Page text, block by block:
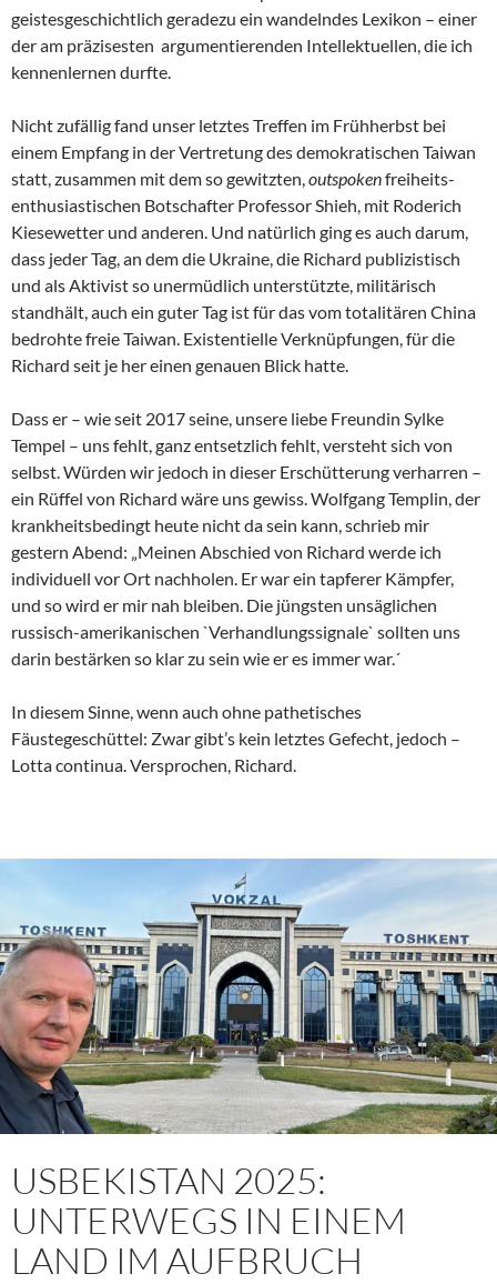
geistesgeschichtlich geradezu ein wandelndes Lexikon – einer
der am präzisesten argumentierenden Intellektuellen, die ich
kennenlernen durfte.
Nicht zufällig fand unser letztes Treffen im Frühherbst bei
einem Empfang in der Vertretung des demokratischen Taiwan
statt, zusammen mit dem so gewitzten,outspokenfreiheits-
enthusiastischen Botschafter Professor Shieh, mit Roderich
Kiesewetter und anderen. Und natürlich ging es auch darum,
dass jeder Tag, an dem die Ukraine, die Richard publizistisch
und als Aktivist so unermüdlich unterstützte, militärisch
standhält, auch ein guter Tag ist für das vom totalitären China
bedrohte freie Taiwan. Existentielle Verknüpfungen, für die
Richard seit je her einen genauen Blick hatte.
Dass er – wie seit 2017 seine, unsere liebe Freundin Sylke
Tempel – uns fehlt, ganz entsetzlich fehlt, versteht sich von
selbst. Würden wir jedoch in dieser Erschütterung verharren –
ein Rüffel von Richard wäre uns gewiss. Wolfgang Templin, der
krankheitsbedingt heute nicht da sein kann, schrieb mir
gestern Abend: „Meinen Abschied von Richard werde ich
individuell vor Ort nachholen. Er war ein tapferer Kämpfer,
und so wird er mir nah bleiben. Die jüngsten unsäglichen
russisch-amerikanischen `Verhandlungssignale` sollten uns
darin bestärken so klar zu sein wie er es immer war.´
In diesem Sinne, wenn auch ohne pathetisches
Fäustegeschüttel: Zwar gibt’s kein letztes Gefecht, jedoch –
Lotta continua. Versprochen, Richard.
USBEKISTAN 2025:
UNTERWEGS IN EINEM
LAND IM AUFBRUCH